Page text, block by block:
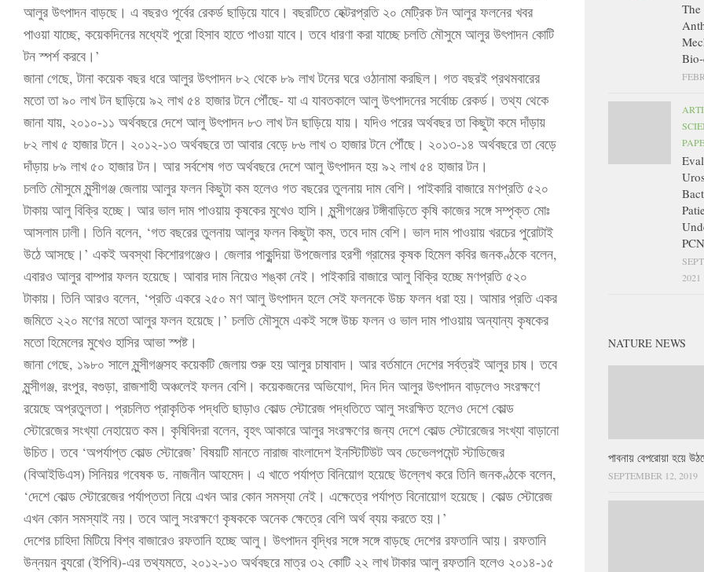
আলুর উৎপাদন বাড়ছে। এ বছরও পূর্বের রেকর্ড ছাড়িয়ে যাবে। বছরটিতে হেক্টরপ্রতি ২০ মেট্রিক টন আলুর ফলনের খবর
পাওয়া যাচ্ছে, কয়েকদিনের মধ্যেই পুরো হিসাব হাতে পাওয়া যাবে। তবে ধারণা করা যাচ্ছে চলতি মৌসুমে আলুর উৎপাদন কোটি
টন স্পর্শ করবে।’
জানা গেছে, টানা কয়েক বছর ধরে আলুর উৎপাদন ৮২ থেকে ৮৯ লাখ টনের ঘরে ওঠানামা করছিল। গত বছরই প্রথমবারের
মতো তা ৯০ লাখ টন ছাড়িয়ে ৯২ লাখ ৫৪ হাজার টনে পৌঁছে- যা এ যাবতকালে আলু উৎপাদনের সর্বোচ্চ রেকর্ড। তথ্য থেকে
জানা যায়, ২০১০-১১ অর্থবছরে দেশে আলু উৎপাদন ৮৩ লাখ টন ছাড়িয়ে যায়। যদিও পরের অর্থবছর তা কিছুটা কমে দাঁড়ায়
৮২ লাখ ৫ হাজার টনে। ২০১২-১৩ অর্থবছরে তা আবার বেড়ে ৮৬ লাখ ৩ হাজার টনে পৌঁছে। ২০১৩-১৪ অর্থবছরে তা বেড়ে
দাঁড়ায় ৮৯ লাখ ৫০ হাজার টন। আর সর্বশেষ গত অর্থবছরে দেশে আলু উৎপাদন হয় ৯২ লাখ ৫৪ হাজার টন।
চলতি মৌসুমে মুন্সীগঞ্জ জেলায় আলুর ফলন কিছুটা কম হলেও গত বছরের তুলনায় দাম বেশি। পাইকারি বাজারে মণপ্রতি ৫২০
টাকায় আলু বিক্রি হচ্ছে। আর ভাল দাম পাওয়ায় কৃষকের মুখেও হাসি। মুন্সীগঞ্জের টঙ্গীবাড়িতে কৃষি কাজের সঙ্গে সম্পৃক্ত মোঃ
আসলাম ঢালী। তিনি বলেন, ‘গত বছরের তুলনায় আলুর ফলন কিছুটা কম, তবে দাম বেশি। ভাল দাম পাওয়ায় খরচের পুরোটাই
উঠে আসছে।’ একই অবস্থা কিশোরগঞ্জেও। জেলার পাকুন্দিয়া উপজেলার হরশী গ্রামের কৃষক হিমেল কবির জনকণ্ঠকে বলেন,
এবারও আলুর বাম্পার ফলন হয়েছে। আবার দাম নিয়েও শঙ্কা নেই। পাইকারি বাজারে আলু বিক্রি হচ্ছে মণপ্রতি ৫২০
টাকায়। তিনি আরও বলেন, ‘প্রতি একরে ২৫০ মণ আলু উৎপাদন হলে সেই ফলনকে উচ্চ ফলন ধরা হয়। আমার প্রতি একর
জমিতে ২২০ মণের মতো আলুর ফলন হয়েছে।’ চলতি মৌসুমে একই সঙ্গে উচ্চ ফলন ও ভাল দাম পাওয়ায় অন্যান্য কৃষকের
মতো হিমেলের মুখেও হাসির আভা স্পষ্ট।
জানা গেছে, ১৯৮০ সালে মুন্সীগঞ্জসহ কয়েকটি জেলায় শুরু হয় আলুর চাষাবাদ। আর বর্তমানে দেশের সর্বত্রই আলুর চাষ। তবে
মুন্সীগঞ্জ, রংপুর, বগুড়া, রাজশাহী অঞ্চলেই ফলন বেশি। কয়েকজনের অভিযোগ, দিন দিন আলুর উৎপাদন বাড়লেও সংরক্ষণে
রয়েছে অপ্রতুলতা। প্রচলিত প্রাকৃতিক পদ্ধতি ছাড়াও কোল্ড স্টোরেজ পদ্ধতিতে আলু সংরক্ষিত হলেও দেশে কোল্ড
স্টোরেজের সংখ্যা নেহায়েত কম। কৃষিবিদরা বলেন, বৃহৎ আকারে আলুর সংরক্ষণের জন্য দেশে কোল্ড স্টোরেজের সংখ্যা বাড়ানো
উচিত। তবে ‘অপর্যাপ্ত কোল্ড স্টোরেজ’ বিষয়টি মানতে নারাজ বাংলাদেশ ইনস্টিটিউট অব ডেভেলপমেন্ট স্টাডিজের
(বিআইডিএস) সিনিয়র গবেষক ড. নাজনীন আহমেদ। এ খাতে পর্যাপ্ত বিনিয়োগ হয়েছে উল্লেখ করে তিনি জনকণ্ঠকে বলেন,
‘দেশে কোল্ড স্টোরেজের পর্যাপ্ততা নিয়ে এখন আর কোন সমস্যা নেই। এক্ষেত্রে পর্যাপ্ত বিনোয়োগ হয়েছে। কোল্ড স্টোরেজ
এখন কোন সমস্যাই নয়। তবে আলু সংরক্ষণে কৃষককে অনেক ক্ষেত্রে বেশি অর্থ ব্যয় করতে হয়।’
দেশের চাহিদা মিটিয়ে বিশ্ব বাজারেও রফতানি হচ্ছে আলু। উৎপাদন বৃদ্ধির সঙ্গে সঙ্গে বাড়ছে দেশের রফতানি আয়। রফতানি
উন্নয়ন ব্যুরো (ইপিবি)-এর তথ্যমতে, ২০১২-১৩ অর্থবছরে মাত্র ৩২ কোটি ২২ লাখ টাকার আলু রফতানি হলেও ২০১৪-১৫
2021
NATURE NEWS
পাবনায় বেপরোয়া হয়ে
SEPTEMBER 12, 2019